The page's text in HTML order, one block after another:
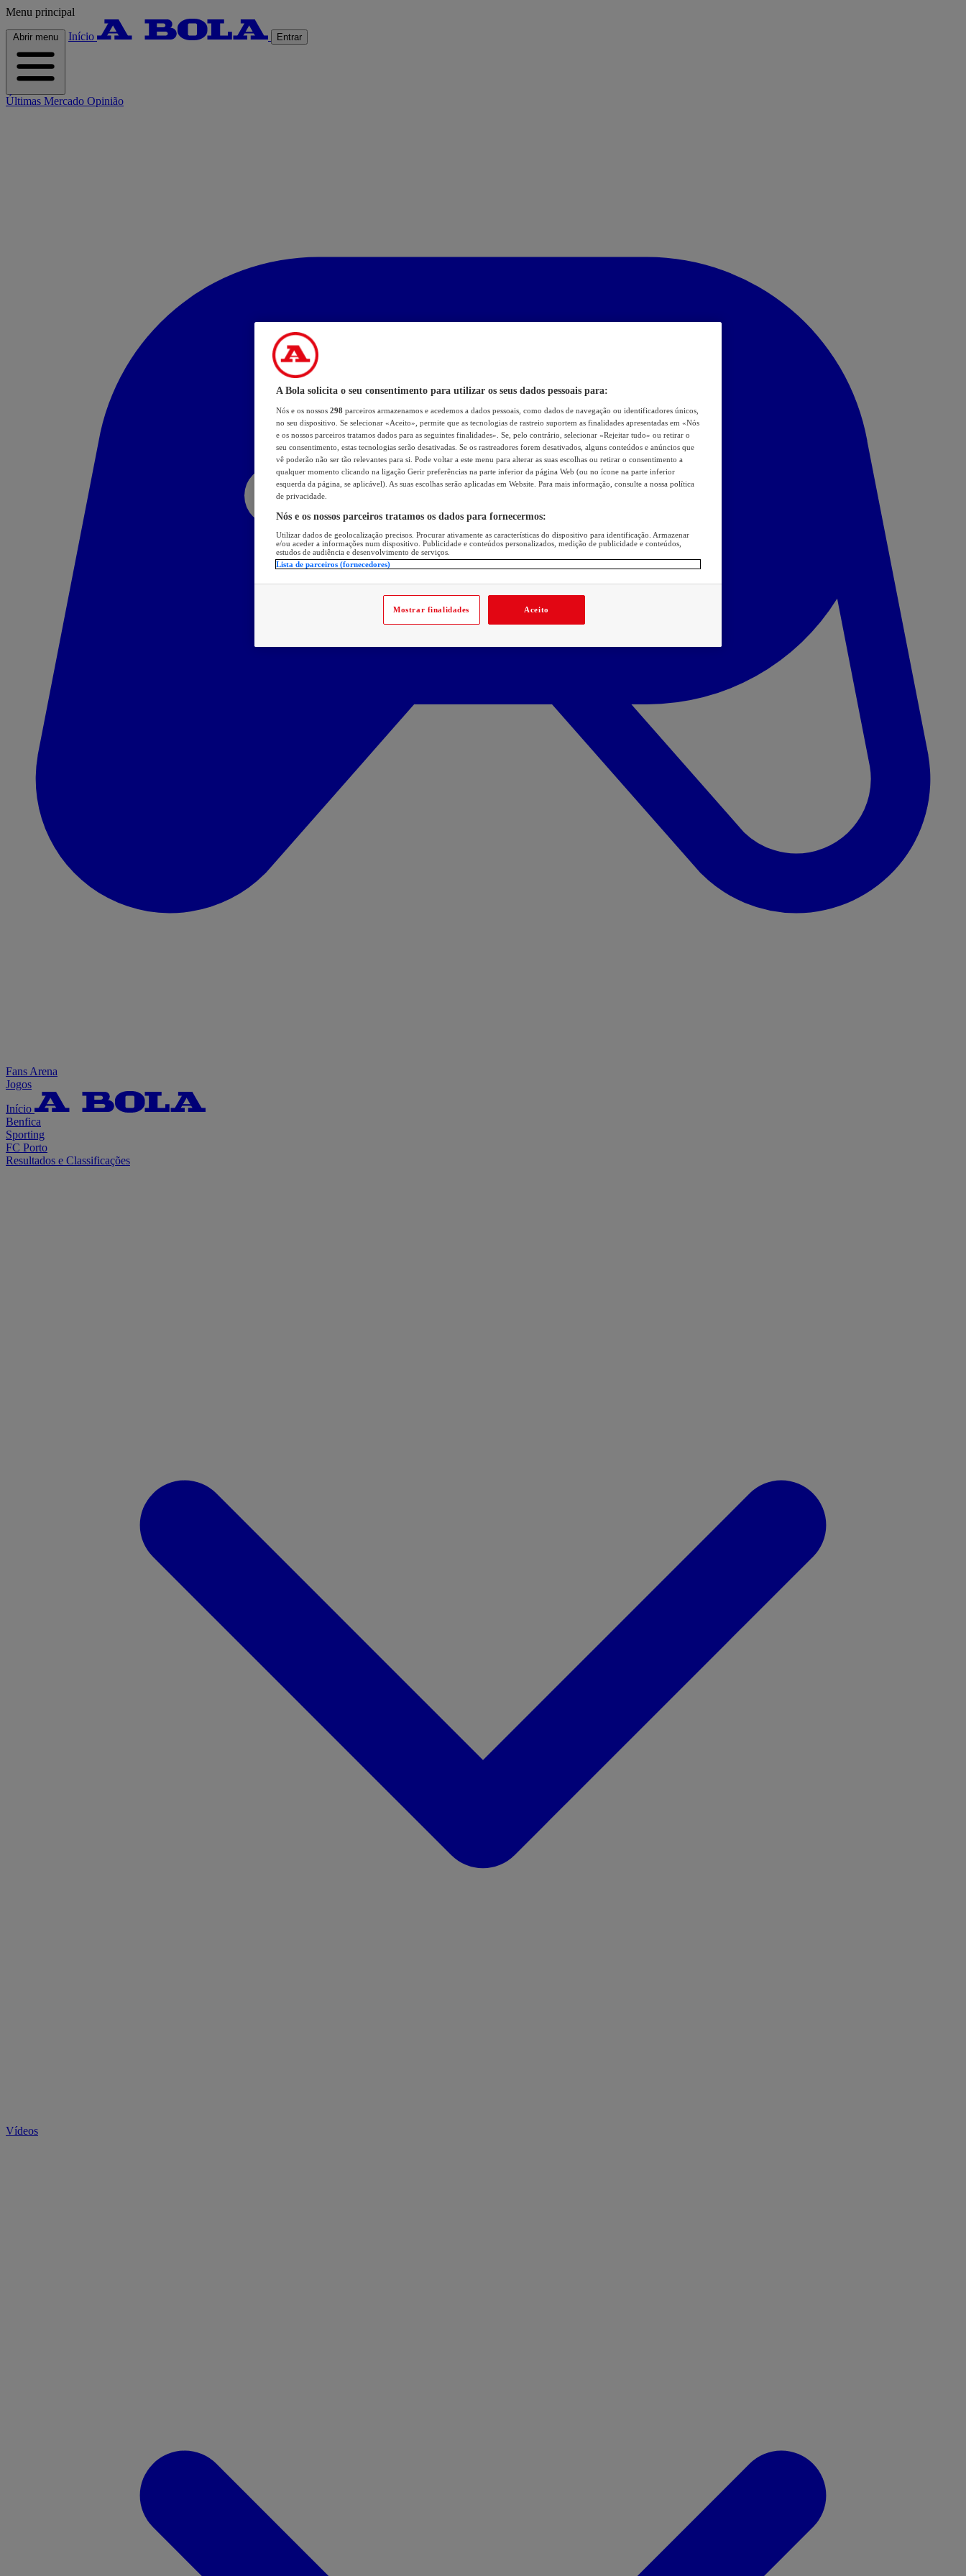
Menu principal
Abrir menu Início Entrar
Últimas Mercado Opinião
Fans Arena
Jogos
Início
Benfica
Sporting
FC Porto
Resultados e Classificações
Vídeos
A Bola solicita o seu consentimento para utilizar os seus dados pessoais para:
Nós e os nossos 298 parceiros armazenamos e acedemos a dados pessoais, como dados de navegação ou identificadores únicos,
no seu dispositivo. Se selecionar «Aceito», permite que as tecnologias de rastreio suportem as finalidades apresentadas em «Nós
e os nossos parceiros tratamos dados para as seguintes finalidades». Se, pelo contrário, selecionar «Rejeitar tudo» ou retirar o
seu consentimento, estas tecnologias serão desativadas. Se os rastreadores forem desativados, alguns conteúdos e anúncios que
vê poderão não ser tão relevantes para si. Pode voltar a este menu para alterar as suas escolhas ou retirar o consentimento a
qualquer momento clicando na ligação Gerir preferências na parte inferior da página Web (ou no ícone na parte inferior
esquerda da página, se aplicável). As suas escolhas serão aplicadas em Website. Para mais informação, consulte a nossa política
de privacidade.
Nós e os nossos parceiros tratamos os dados para fornecermos:
Utilizar dados de geolocalização precisos. Procurar ativamente as características do dispositivo para identificação. Armazenar
e/ou aceder a informações num dispositivo. Publicidade e conteúdos personalizados, medição de publicidade e conteúdos,
estudos de audiência e desenvolvimento de serviços.
Lista de parceiros (fornecedores)
Mostrar finalidades Aceito